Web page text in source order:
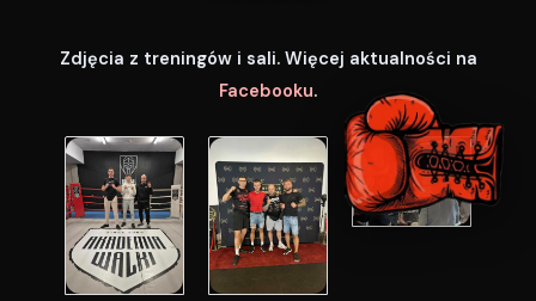
Zdjęcia z treningów i sali. Więcej aktualności na
Facebooku.